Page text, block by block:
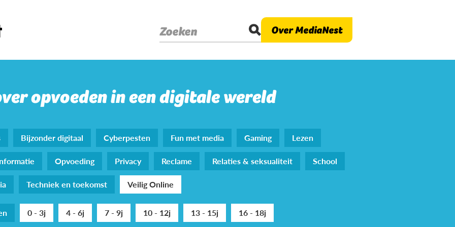
Zoeken Over MediaNest
opvoeden in een digitale wereld
Bijzonder digitaal Cyberpesten Fun met media Gaming
Lezen
Opvoeding Privacy Reclame Relaties & seksualiteit
School
Techniek en toekomst Veilig Online
0 - 3j 4 - 6j 7 - 9j 10 - 12j 13 - 15j 16 - 18j